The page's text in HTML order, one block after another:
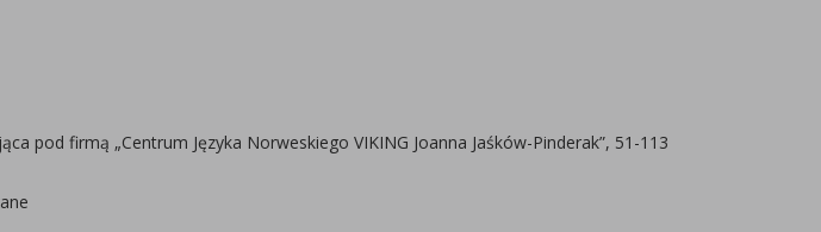
pod firmą „Centrum Języka Norweskiego VIKING Joanna Jaśków-Pinderak”, 51-113